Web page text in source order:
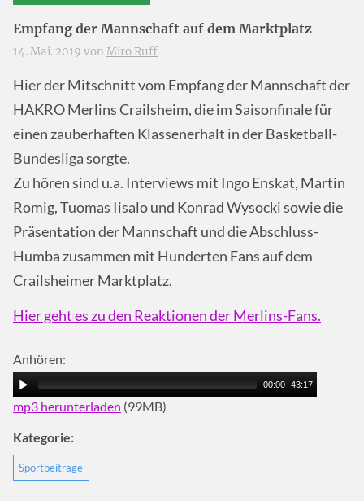
Empfang der Mannschaft auf dem Marktplatz
14. Mai. 2019 von Miro Ruff
Hier der Mitschnitt vom Empfang der Mannschaft der
HAKRO Merlins Crailsheim, die im Saisonfinale für
einen zauberhaften Klassenerhalt in der Basketball-
Bundesliga sorgte.
Zu hören sind u.a. Interviews mit Ingo Enskat, Martin
Romig, Tuomas Iisalo und Konrad Wysocki sowie die
Präsentation der Mannschaft und die Abschluss-
Humba zusammen mit Hunderten Fans auf dem
Crailsheimer Marktplatz.
Hier geht es zu den Reaktionen der Merlins-Fans.
Anhören:
00:00 43:17
mp3 herunterladen (99MB)
Kategorie:
Sportbeiträge